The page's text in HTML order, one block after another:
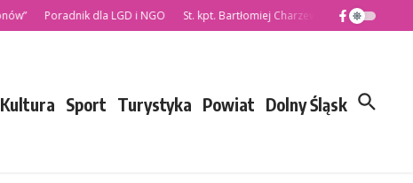
Poradnik dla LGD i NGO St. kpt. Bartłomiej Charzewski nowym Komendantem
Kultura Sport Turystyka Powiat Dolny Śląsk